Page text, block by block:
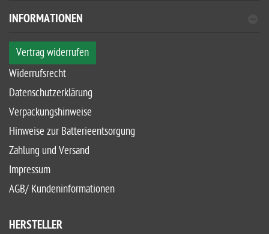
INFORMATIONEN
Vertrag widerrufen
Widerrufsrecht
Datenschutzerklärung
Verpackungshinweise
Hinweise zur Batterieentsorgung
Zahlung und Versand
Impressum
AGB/ Kundeninformationen
HERSTELLER